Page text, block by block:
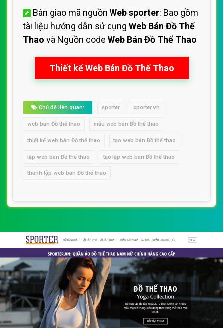
Bàn giao mã nguồn Web sporter: Bao gồm
tài liệu hướng dẫn sử dụng Web Bán Đồ Thể
Thao và Nguồn code Web Bán Đồ Thể Thao
Thiết kế Web Bán Đồ Thể Thao
Chủ đề liên quan: sporter sporter.vn
web bán Đồ thể thao mẫu web bán Đồ thể thao
thiết kế web bán Đồ thể thao tạo web bán Đồ thể thao
lập web bán Đồ thể thao tạo lập web bán Đồ thể thao
thành lập web bán Đồ thể thao